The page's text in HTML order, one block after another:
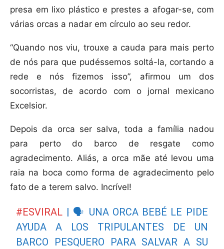
presa em lixo plástico e prestes a afogar-se, com
várias orcas a nadar em círculo ao seu redor.
“Quando nos viu, trouxe a cauda para mais perto
de nós para que pudéssemos soltá-la, cortando a
rede e nós fizemos isso”, afirmou um dos
socorristas, de acordo com o jornal mexicano
Excelsior.
Depois da orca ser salva, toda a família nadou
para perto do barco de resgate como
agradecimento. Aliás, a orca mãe até levou uma
raia na boca como forma de agradecimento pelo
fato de a terem salvo. Incrível!
#ESVIRAL | 🗣️ UNA ORCA BEBÉ LE PIDE
AYUDA A LOS TRIPULANTES DE UN
BARCO PESQUERO PARA SALVAR A SU